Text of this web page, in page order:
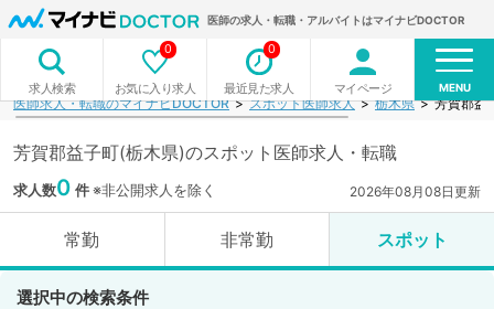
医師の求人・転職・アルバイトはマイナビDOCTOR
求人検索 お気に入り求人
0
最近見た求人
0
マイページ MENU
医師求人・転職のマイナビDOCTOR スポット医師求人 栃木県 芳賀郡益
芳賀郡益子町(栃木県)のスポット医師求人・転職
求人数0 件※非公開求人を除く 2026年08月08日更新
常勤 非常勤 スポット
選択中の検索条件